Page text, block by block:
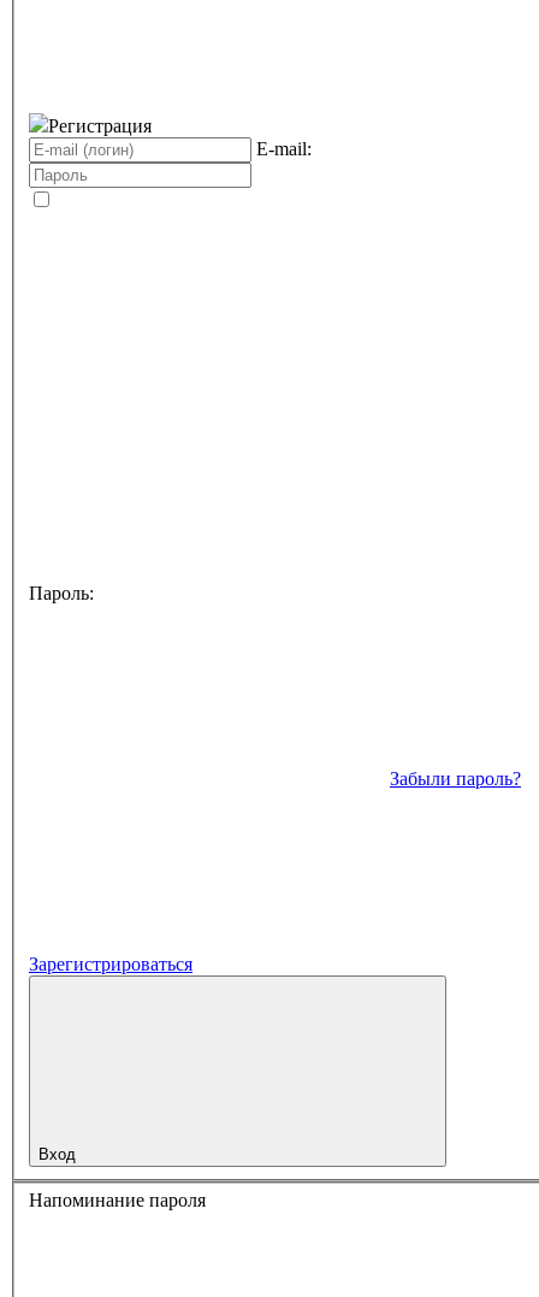
Регистрация
E-mail:
Пароль:
Забыли пароль?
Зарегистрироваться
Вход
Напоминание пароля